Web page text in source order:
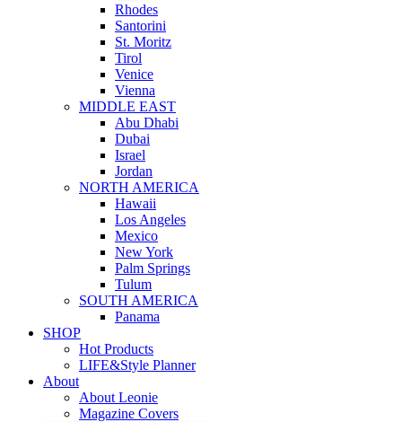
Rhodes
Santorini
St. Moritz
Tirol
Venice
Vienna
MIDDLE EAST
Abu Dhabi
Dubai
Israel
Jordan
NORTH AMERICA
Hawaii
Los Angeles
Mexico
New York
Palm Springs
Tulum
SOUTH AMERICA
Panama
SHOP
Hot Products
LIFE&Style Planner
About
About Leonie
Magazine Covers